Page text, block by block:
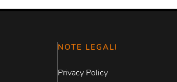
NOTE LEGALI
Privacy Policy